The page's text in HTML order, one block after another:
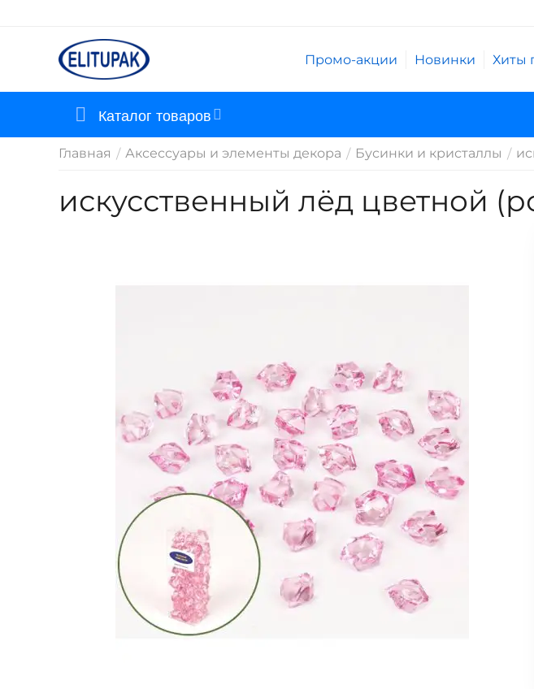
Промо-акции Новинки Хиты
Каталог товаров
Главная / Аксессуары и элементы декора / Бусинки и кристаллы /
искусственный лёд цветной